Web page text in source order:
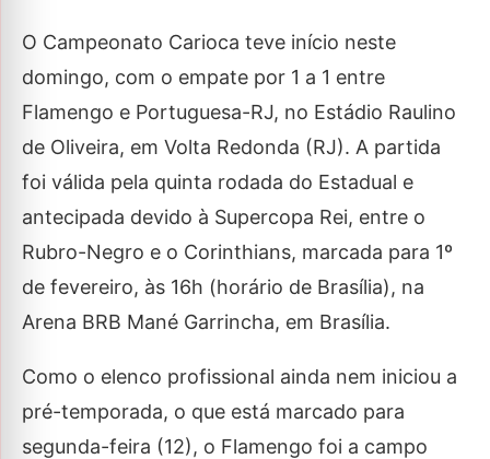
O Campeonato Carioca teve início neste
domingo, com o empate por 1 a 1 entre
Flamengo e Portuguesa-RJ, no Estádio Raulino
de Oliveira, em Volta Redonda (RJ). A partida
foi válida pela quinta rodada do Estadual e
antecipada devido à Supercopa Rei, entre o
Rubro-Negro e o Corinthians, marcada para 1º
de fevereiro, às 16h (horário de Brasília), na
Arena BRB Mané Garrincha, em Brasília.
Como o elenco profissional ainda nem iniciou a
pré-temporada, o que está marcado para
segunda-feira (12), o Flamengo foi a campo